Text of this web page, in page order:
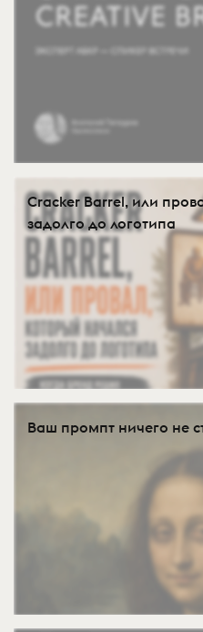
Cracker Barrel, или
задолго до логотипа
Ваш промпт ничего не